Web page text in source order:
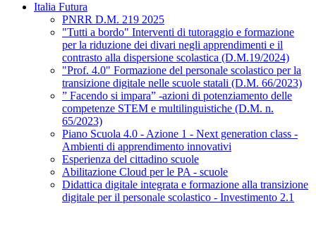
Italia Futura
PNRR D.M. 219 2025
"Tutti a bordo" Interventi di tutoraggio e formazione
per la riduzione dei divari negli apprendimenti e il
contrasto alla dispersione scolastica (D.M.19/2024)
"Prof. 4.0" Formazione del personale scolastico per la
transizione digitale nelle scuole statali (D.M. 66/2023)
” Facendo si impara” -azioni di potenziamento delle
competenze STEM e multilinguistiche (D.M. n.
65/2023)
Piano Scuola 4.0 - Azione 1 - Next generation class -
Ambienti di apprendimento innovativi
Esperienza del cittadino scuole
Abilitazione Cloud per le PA - scuole
Didattica digitale integrata e formazione alla transizione
digitale per il personale scolastico - Investimento 2.1